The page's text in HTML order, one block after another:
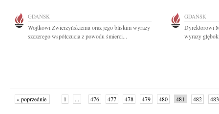
GDAŃSK
Wojtkowi Zwierzyńskiemu oraz jego bliskim wyrazy
szczerego współczucia z powodu śmierci...
GDAŃSK
Dyrektorowi
wyrazy
« poprzednie 1 ... 476 477 478 479 480 481 482
483